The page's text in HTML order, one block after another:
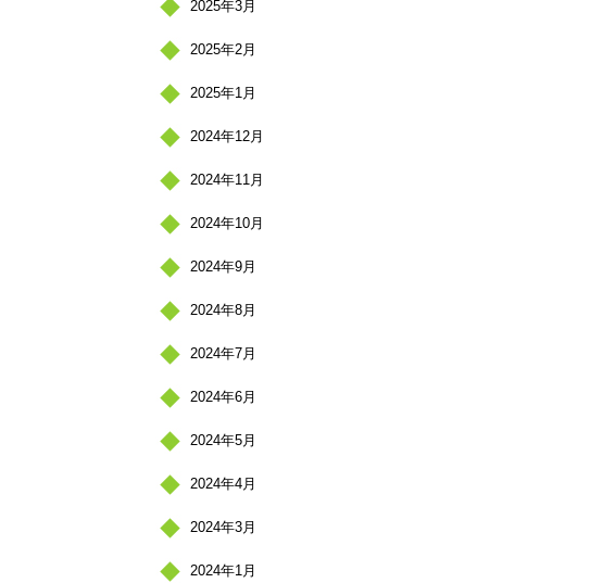
2025年3月
2025年2月
2025年1月
2024年12月
2024年11月
2024年10月
2024年9月
2024年8月
2024年7月
2024年6月
2024年5月
2024年4月
2024年3月
2024年1月